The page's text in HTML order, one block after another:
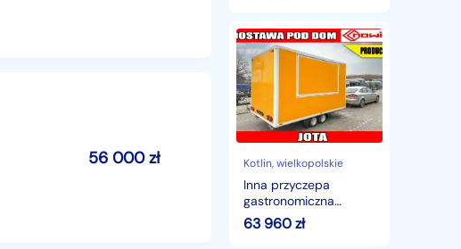
56 000zł
Inna
przyczepa
gastronomiczna
foodtruck
sprzedażowa
handlowa
kawiarnia
lodziarnia
Kotlin, wielkopolskie
Inna przyczepa
gastronomiczna
foodtruck
sprzedażowa
63 960zł